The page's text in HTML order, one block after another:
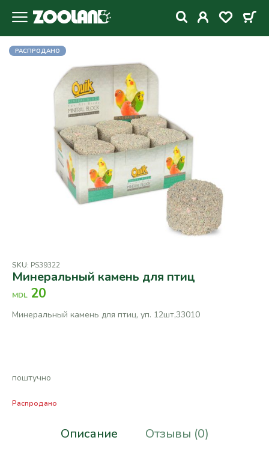
РАСПРОДАНО
SKU: PS39322
Минеральный камень для птиц
MDL 20
Минеральный камень для птиц, уп. 12шт,33010
поштучно
Распродано
Описание Отзывы (0)